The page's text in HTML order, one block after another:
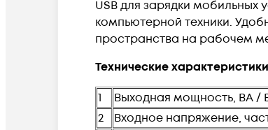
USB для зарядки
компьютерной техники.
пространства на рабочем
Технические
1
Выходная мощность, ВА /
2
Входное напряжение,